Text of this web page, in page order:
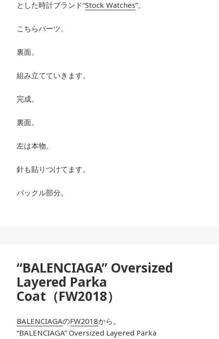
とした時計ブランド“Stock Watches”。
こちらパーツ。
裏面。
組み立てていきます。
完成。
裏面。
左は本物。
針も貼りつけてます。
バックル部分。
“BALENCIAGA” Oversized
Layered Parka
Coat（FW2018）
BALENCIAGAのFW2018から。
“BALENCIAGA” Oversized Layered Parka